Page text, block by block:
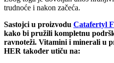
trudnoće i nakon začeća.
Sastojci u proizvodu Catafertyl
kako bi pružili kompletnu
ravnoteži. Vitamini i minerali u
HER također utiču na: